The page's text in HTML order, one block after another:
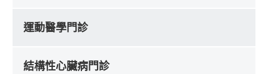
運動醫學門診
結構性心臟病門診